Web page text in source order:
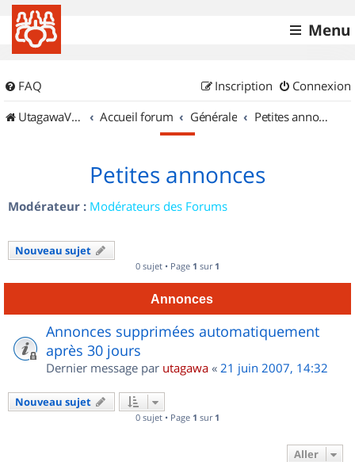
Menu
FAQ Connexion
Inscription
UtagawaVTT (Randos VTT et VTTAE avec traces GPS)
Accueil forum Générale Petites annonces
Petites annonces
Modérateur : Modérateurs des Forums
Nouveau sujet
0 sujet • Page 1 sur 1
Annonces
Annonces supprimées automatiquement
après 30 jours
Dernier message par utagawa « 21 juin 2007, 14:32
Nouveau sujet
0 sujet • Page 1 sur 1
Aller